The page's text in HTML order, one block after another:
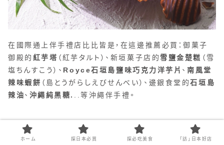
在國際通上伴手禮店比比皆是，在這邊推薦必買：御菓子
御殿的 紅芋塔 （紅芋タルト）、新垣菓子店的 雪鹽金楚糕 （雪
塩ちんすこう）、 Royce石垣島鹽味巧克力洋芋片 、南風堂
辣味蝦餅 （島とうがらしえびせんべい）、邊銀食堂的石垣島
辣油、 沖繩純黑糖. ..等沖繩伴手禮。
Q5：那霸國際通晚餐如何預約？
ホーム 探日本必買 探必吃美食 「訪」日本好店